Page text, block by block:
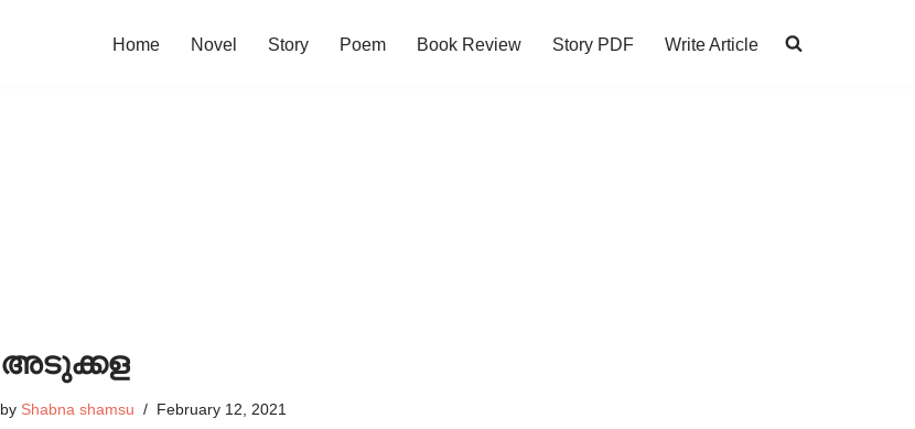
Home Novel Story Poem Book Review Story PDF Write Article
അടുക്കള
by Shabna shamsu February 12, 2021